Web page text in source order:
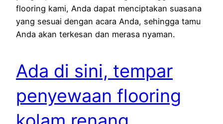
flooring kami, Anda dapat menciptakan suasana
yang sesuai dengan acara Anda, sehingga tamu
Anda akan terkesan dan merasa nyaman.
Ada di sini, tempar
penyewaan flooring